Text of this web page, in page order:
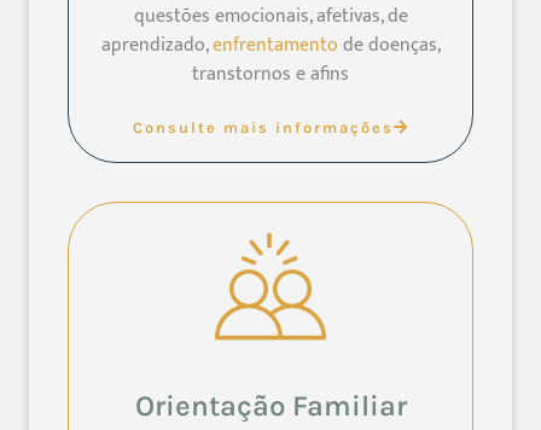
questões emocionais, afetivas, de
aprendizado,enfrentamentode doenças,
transtornos e afins
Consulte mais informações
Orientação Familiar